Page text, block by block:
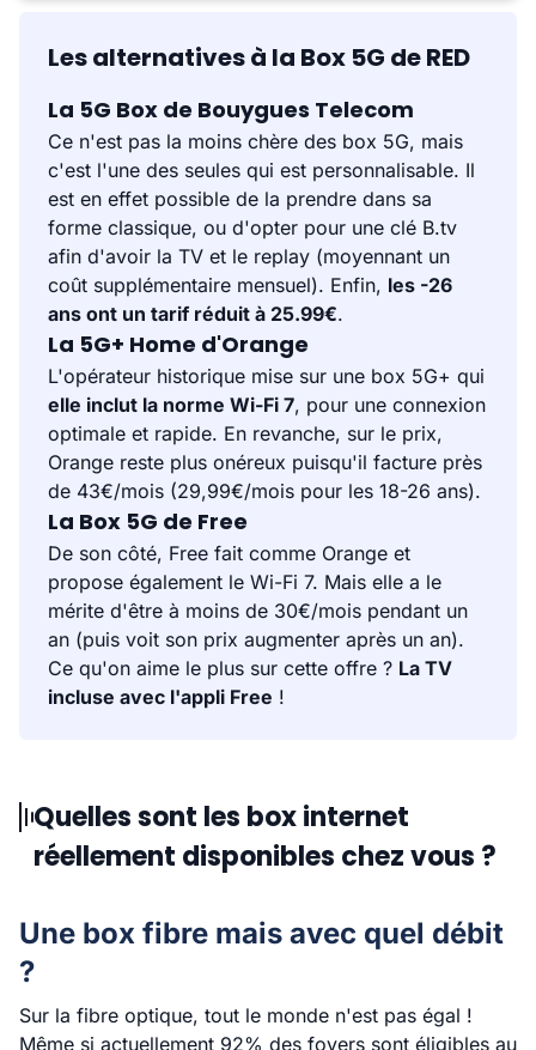
Les alternatives à la Box 5G de RED
La 5G Box de Bouygues Telecom
Ce n'est pas la moins chère des box 5G, mais
c'est l'une des seules qui est personnalisable. Il
est en effet possible de la prendre dans sa
forme classique, ou d'opter pour une clé B.tv
afin d'avoir la TV et le replay (moyennant un
coût supplémentaire mensuel). Enfin, les -26
ans ont un tarif réduit à 25.99€.
La 5G+ Home d'Orange
L'opérateur historique mise sur une box 5G+ qui
elle inclut la norme Wi-Fi 7, pour une connexion
optimale et rapide. En revanche, sur le prix,
Orange reste plus onéreux puisqu'il facture près
de 43€/mois (29,99€/mois pour les 18-26 ans).
La Box 5G de Free
De son côté, Free fait comme Orange et
propose également le Wi-Fi 7. Mais elle a le
mérite d'être à moins de 30€/mois pendant un
an (puis voit son prix augmenter après un an).
Ce qu'on aime le plus sur cette offre ? La TV
incluse avec l'appli Free !
Quelles sont les box internet
réellement disponibles chez vous ?
Une box fibre mais avec quel débit
?
Sur la fibre optique, tout le monde n'est pas égal !
Même si actuellement 92% des foyers sont éligibles au